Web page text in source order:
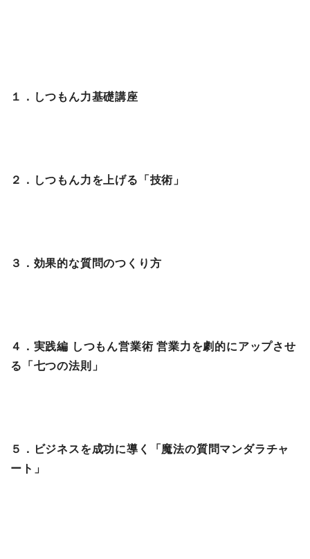
１．しつもん力基礎講座
２．しつもん力を上げる「技術」
３．効果的な質問のつくり方
４．実践編 しつもん営業術 営業力を劇的にアップさせ
る「七つの法則」
５．ビジネスを成功に導く「魔法の質問マンダラチャ
ート」